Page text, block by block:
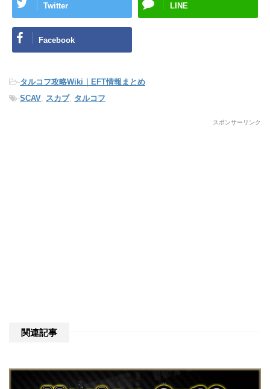
Twitter LINE
Facebook
-タルコフ攻略Wiki｜EFT情報まとめ
-SCAV, スカブ, タルコフ
スポンサーリンク
関連記事